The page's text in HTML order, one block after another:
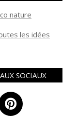
nature
les idées
SOCIAUX